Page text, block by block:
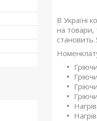
В Україні
на товари,
становить